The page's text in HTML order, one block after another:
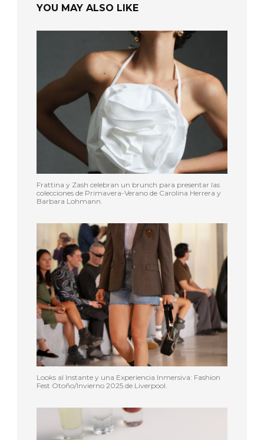
YOU MAY ALSO LIKE
Frattina y Zash celebran un brunch para presentar las
colecciones de Primavera-Verano de Carolina Herrera y
Barbara Lohmann.
Looks al Instante y una Experiencia Inmersiva: Fashion
Fest Otoño/Invierno 2025 de Liverpool.